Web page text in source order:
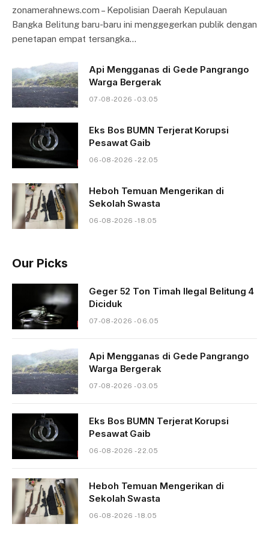
zonamerahnews.com – Kepolisian Daerah Kepulauan
Bangka Belitung baru-baru ini menggegerkan publik dengan
penetapan empat tersangka…
Api Mengganas di Gede Pangrango
Warga Bergerak
07-08-2026 - 03.05
Eks Bos BUMN Terjerat Korupsi
Pesawat Gaib
06-08-2026 - 22.05
Heboh Temuan Mengerikan di
Sekolah Swasta
06-08-2026 - 18.05
Our Picks
Geger 52 Ton Timah Ilegal Belitung 4
Diciduk
07-08-2026 - 06.05
Api Mengganas di Gede Pangrango
Warga Bergerak
07-08-2026 - 03.05
Eks Bos BUMN Terjerat Korupsi
Pesawat Gaib
06-08-2026 - 22.05
Heboh Temuan Mengerikan di
Sekolah Swasta
06-08-2026 - 18.05